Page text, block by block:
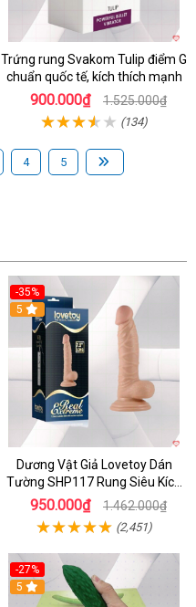
Trứng rung Svakom Tulip điểm G
chuẩn quốc tế, kích thích mạnh
900.000₫ 1.525.000₫
(134)
4 5
-35%
5
Dương Vật Giả Lovetoy Dán
Tường SHP117 Rung Siêu Kích
Thích
950.000₫ 1.462.000₫
(2,451)
-27%
5